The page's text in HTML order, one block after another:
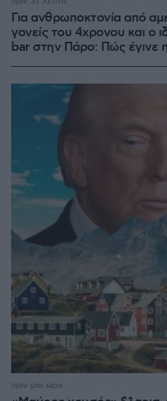
Για ανθρωποκτονία από
γονείς του 4χρονου και ο
bar στην Πάρο: Πώς έγινε
πριν μία ώρα